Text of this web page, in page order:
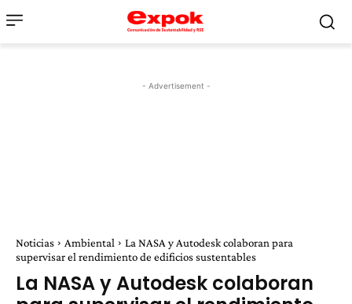
- Advertisement -
Noticias Ambiental
La NASA y Autodesk colaboran para
supervisar el rendimiento de edificios sustentables
La NASA y Autodesk colaboran